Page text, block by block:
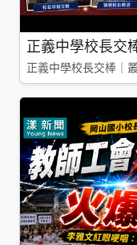
正義中學校長交
正義中學校長交棒｜